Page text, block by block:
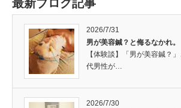
最新ブログ記事
2026/7/31
男が美容鍼？と侮るなかれ
【体験談】「男が美容鍼？
代男性が…
2026/7/30